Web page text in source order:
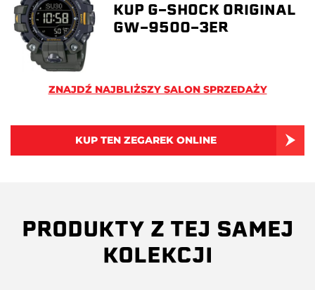
KUP G-SHOCK ORIGINAL
GW-9500-3ER
ZNAJDŹ NAJBLIŻSZY SALON SPRZEDAŻY
KUP TEN ZEGAREK ONLINE
PRODUKTY Z TEJ SAMEJ
KOLEKCJI